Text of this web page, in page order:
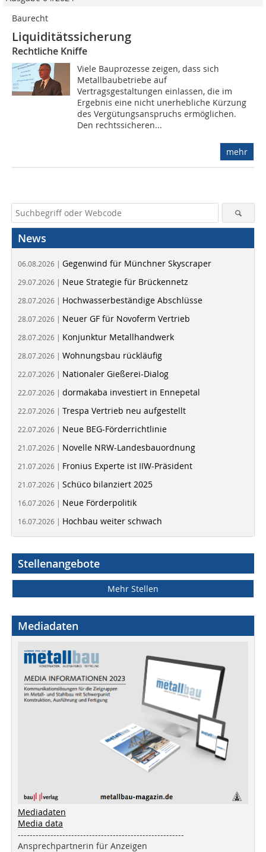
Baurecht
Liquiditätssicherung
Rechtliche Kniffe
Viele Bauprozesse zeigen, dass sich
Metallbaubetriebe auf
Vertragsgestaltungen einlassen, die im
Ergebnis eine nicht unerhebliche Kürzung
des Vergütungsanspruchs ermöglichen.
Den rechtssicheren...
mehr
News
06.08.2026 | Gegenwind für Münchner Skyscraper
29.07.2026 | Neue Strategie für Brückennetz
28.07.2026 | Hochwasserbeständige Abschlüsse
28.07.2026 | Neuer GF für Novoferm Vertrieb
28.07.2026 | Konjunktur Metallhandwerk
28.07.2026 | Wohnungsbau rückläufig
22.07.2026 | Nationaler Gießerei-Dialog
22.07.2026 | dormakaba investiert in Ennepetal
22.07.2026 | Trespa Vertrieb neu aufgestellt
22.07.2026 | Neue BEG-Förderrichtlinie
21.07.2026 | Novelle NRW-Landesbauordnung
21.07.2026 | Fronius Experte ist IIW-Präsident
21.07.2026 | Schüco bilanziert 2025
16.07.2026 | Neue Förderpolitik
16.07.2026 | Hochbau weiter schwach
Stellenangebote
Mehr Stellen
Mediadaten
Mediadaten
Media data
--------------------------------------------------------
Ansprechpartnerin für Anzeigen